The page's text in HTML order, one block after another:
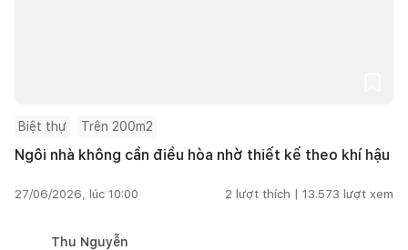
Biệt thự Trên 200m2
Ngôi nhà không cần điều hòa nhờ thiết kế theo khí hậu
27/06/2026, lúc 10:00 2 lượt thích | 13.573 lượt xem
Thu Nguyễn